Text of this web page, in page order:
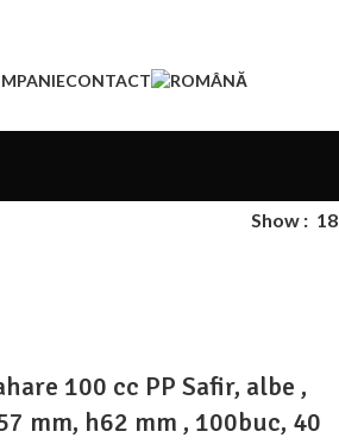
CONTACT
Show 18
100 cc PP Safir, albe ,
mm, h62 mm , 100buc, 40